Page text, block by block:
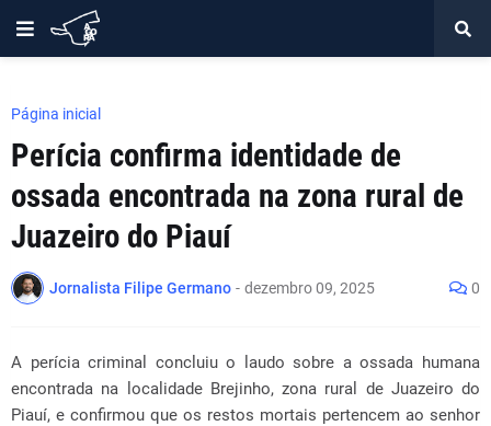
Página inicial
Perícia confirma identidade de
ossada encontrada na zona rural de
Juazeiro do Piauí
Jornalista Filipe Germano - dezembro 09, 2025 0
A perícia criminal concluiu o laudo sobre a ossada humana
encontrada na localidade Brejinho, zona rural de Juazeiro do
Piauí, e confirmou que os restos mortais pertencem ao senhor